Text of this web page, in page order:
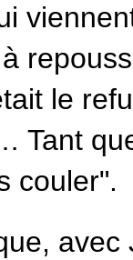
le
Tant
couler".
avec